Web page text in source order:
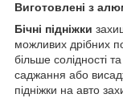
Виготовлені з
Бічні підніжки
можливих дрібних
більше солідності
саджання або
підніжки на авто